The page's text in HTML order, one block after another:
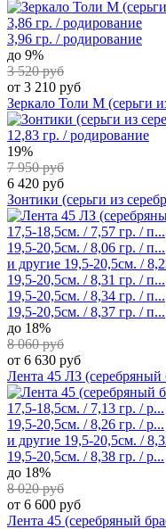
3,86 гр. / родирование
3,96 гр. / родирование
до 9%
3 520 руб
от 3 210 руб
Зеркало Толи М (серьги
12,83 гр. / родирование
19%
7 950 руб
6 420 руб
Зонтики (серьги из
17,5-18,5см. / 7,57 гр. / п...
19,5-20,5см. / 8,06 гр. / п...
и другие 19,5-20,5см. /
19,5-20,5см. / 8,31 гр. / п...
19,5-20,5см. / 8,34 гр. / п...
19,5-20,5см. / 8,37 гр. / п...
до 18%
8 060 руб
от 6 630 руб
Лента 45 ЛЗ (серебряный
17,5-18,5см. / 7,13 гр. / р...
19,5-20,5см. / 8,26 гр. / р...
и другие 19,5-20,5см. /
19,5-20,5см. / 8,38 гр. / р...
до 18%
8 020 руб
от 6 600 руб
Лента 45 (серебряный